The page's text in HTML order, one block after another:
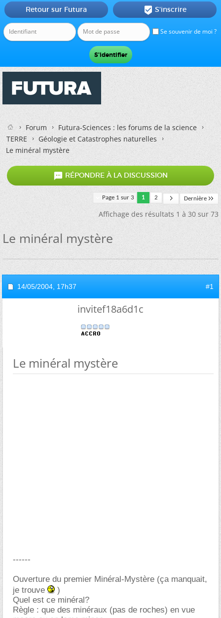
Se souvenir de moi ?
Retour sur Futura  S'inscrire
Forum
Futura-Sciences : les forums de la science
TERRE
Géologie et Catastrophes naturelles
Le minéral mystère
 RÉPONDRE À LA DISCUSSION
Page 1 sur 3 1 2 Dernière
Affichage des résultats 1 à 30 sur 73
Le minéral mystère
14/05/2004, 17h37 #1
invitef18a6d1c
Le minéral mystère
------
Ouverture du premier Minéral-Mystère (ça manquait,
je trouve
)
Quel est ce minéral?
Règle : que des minéraux (pas de roches) en vue